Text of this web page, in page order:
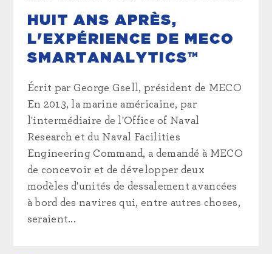
HUIT ANS APRÈS,
L'EXPÉRIENCE DE MECO
SMARTANALYTICS™
Écrit par George Gsell, président de MECO
En 2013, la marine américaine, par
l'intermédiaire de l'Office of Naval
Research et du Naval Facilities
Engineering Command, a demandé à MECO
de concevoir et de développer deux
modèles d'unités de dessalement avancées
à bord des navires qui, entre autres choses,
seraient...